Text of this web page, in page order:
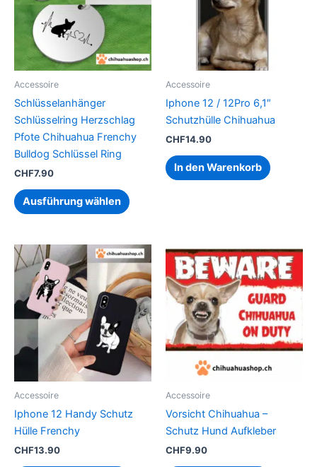
Accessoire
Schlüsselanhänger
Schlüsselring Herzschlag
Pfote Chihuahua Frenchy
Bulldog Schlüssel Ring
CHF7.90
Ausführung wählen
Varianten
auf.
Die
Optionen
Produktseite
gewählt
Accessoire
Iphone 12 / 12Pro 6,1″
Schutzhülle Chihuahua
CHF14.90
In den Warenkorb
Accessoire
Iphone 12 Handy Schutz
Hülle Frenchy
CHF13.90
Dieses
Produkt
weist
mehrere
Varianten
auf.
Die
Optionen
der
Produktseite
gewählt
Accessoire
Vorsicht Chihuahua –
Schutz Hund Aufkleber
CHF9.90